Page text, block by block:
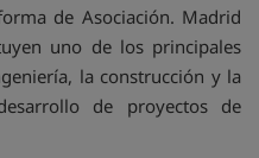
de Asociación. Madrid
uno de los principales
la construcción y la
de proyectos de